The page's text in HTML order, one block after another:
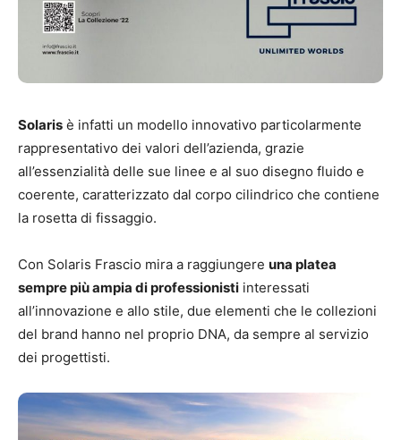
Solaris è infatti un modello innovativo particolarmente
rappresentativo dei valori dell’azienda, grazie
all’essenzialità delle sue linee e al suo disegno fluido e
coerente, caratterizzato dal corpo cilindrico che contiene
la rosetta di fissaggio.
Con Solaris Frascio mira a raggiungere una platea
sempre più ampia di professionisti interessati
all’innovazione e allo stile, due elementi che le collezioni
del brand hanno nel proprio DNA, da sempre al servizio
dei progettisti.